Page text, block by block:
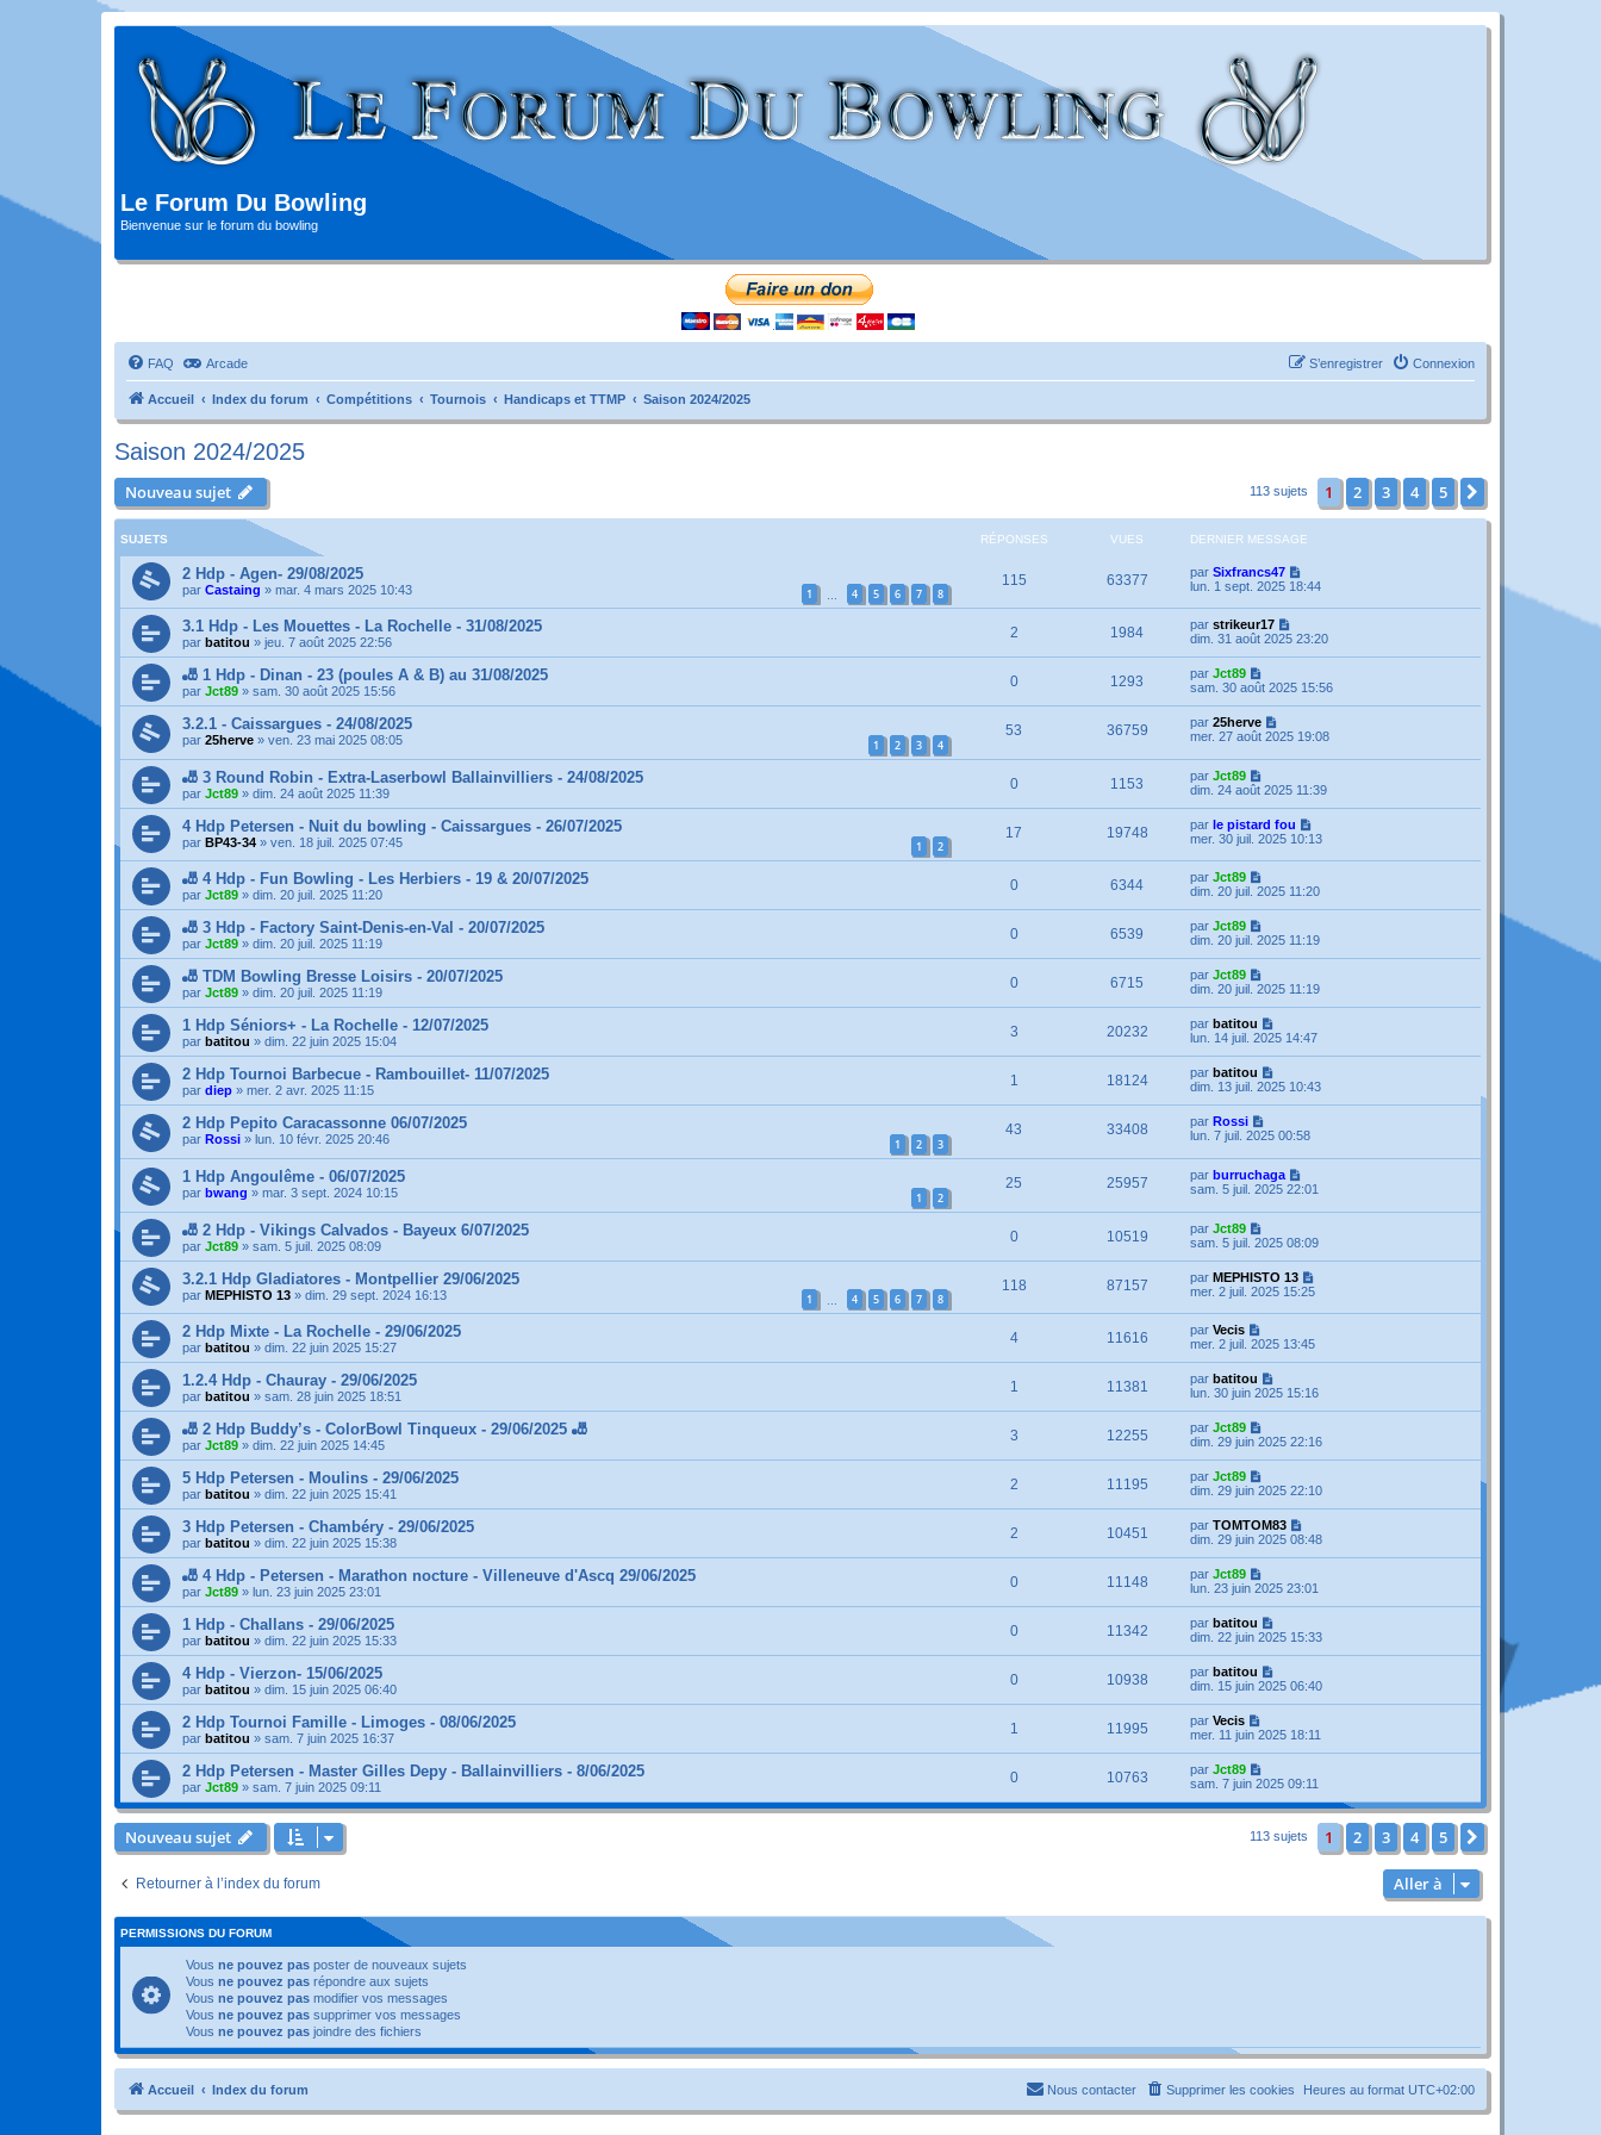
Le Forum Du Bowling
Bienvenue sur le forum du bowling
FAQ Arcade Connexion
S’enregistrer
Accueil Index du forum Compétitions Tournois Handicaps et TTMP Saison 2024/2025
Saison 2024/2025
Nouveau sujet 113 sujets 1 2 3 4 5
SUJETS RÉPONSES VUES DERNIER MESSAGE
2 Hdp - Agen- 29/08/2025
par Castaing » mar. 4 mars 2025 10:43 1 4 5 6 7 8
115 63377 par Sixfrancs47
lun. 1 sept. 2025 18:44
3.1 Hdp - Les Mouettes - La Rochelle - 31/08/2025
par batitou » jeu. 7 août 2025 22:56
2 1984 par strikeur17
dim. 31 août 2025 23:20
🎳 1 Hdp - Dinan - 23 (poules A & B) au 31/08/2025
par Jct89 » sam. 30 août 2025 15:56
0 1293 par Jct89
sam. 30 août 2025 15:56
3.2.1 - Caissargues - 24/08/2025
par 25herve » ven. 23 mai 2025 08:05 1 2 3 4
53 36759 par 25herve
mer. 27 août 2025 19:08
🎳 3 Round Robin - Extra-Laserbowl Ballainvilliers - 24/08/2025
par Jct89 » dim. 24 août 2025 11:39
0 1153 par Jct89
dim. 24 août 2025 11:39
4 Hdp Petersen - Nuit du bowling - Caissargues - 26/07/2025
par BP43-34 » ven. 18 juil. 2025 07:45 1 2
17 19748 par le pistard fou
mer. 30 juil. 2025 10:13
🎳 4 Hdp - Fun Bowling - Les Herbiers - 19 & 20/07/2025
par Jct89 » dim. 20 juil. 2025 11:20
0 6344 par Jct89
dim. 20 juil. 2025 11:20
🎳 3 Hdp - Factory Saint-Denis-en-Val - 20/07/2025
par Jct89 » dim. 20 juil. 2025 11:19
0 6539 par Jct89
dim. 20 juil. 2025 11:19
🎳 TDM Bowling Bresse Loisirs - 20/07/2025
par Jct89 » dim. 20 juil. 2025 11:19
0 6715 par Jct89
dim. 20 juil. 2025 11:19
1 Hdp Séniors+ - La Rochelle - 12/07/2025
par batitou » dim. 22 juin 2025 15:04
3 20232 par batitou
lun. 14 juil. 2025 14:47
2 Hdp Tournoi Barbecue - Rambouillet- 11/07/2025
par diep » mer. 2 avr. 2025 11:15
1 18124 par batitou
dim. 13 juil. 2025 10:43
2 Hdp Pepito Caracassonne 06/07/2025
par Rossi » lun. 10 févr. 2025 20:46 1 2 3
43 33408 par Rossi
lun. 7 juil. 2025 00:58
1 Hdp Angoulême - 06/07/2025
par bwang » mar. 3 sept. 2024 10:15 1 2
25 25957 par burruchaga
sam. 5 juil. 2025 22:01
🎳 2 Hdp - Vikings Calvados - Bayeux 6/07/2025
par Jct89 » sam. 5 juil. 2025 08:09
0 10519 par Jct89
sam. 5 juil. 2025 08:09
3.2.1 Hdp Gladiatores - Montpellier 29/06/2025
par MEPHISTO 13 » dim. 29 sept. 2024 16:13 1 4 5 6 7 8
118 87157 par MEPHISTO 13
mer. 2 juil. 2025 15:25
2 Hdp Mixte - La Rochelle - 29/06/2025
par batitou » dim. 22 juin 2025 15:27
4 11616 par Vecis
mer. 2 juil. 2025 13:45
1.2.4 Hdp - Chauray - 29/06/2025
par batitou » sam. 28 juin 2025 18:51
1 11381 par batitou
lun. 30 juin 2025 15:16
🎳 2 Hdp Buddy’s - ColorBowl Tinqueux - 29/06/2025 🎳
par Jct89 » dim. 22 juin 2025 14:45
3 12255 par Jct89
dim. 29 juin 2025 22:16
5 Hdp Petersen - Moulins - 29/06/2025
par batitou » dim. 22 juin 2025 15:41
2 11195 par Jct89
dim. 29 juin 2025 22:10
3 Hdp Petersen - Chambéry - 29/06/2025
par batitou » dim. 22 juin 2025 15:38
2 10451 par TOMTOM83
dim. 29 juin 2025 08:48
🎳 4 Hdp - Petersen - Marathon nocture - Villeneuve d'Ascq 29/06/2025
par Jct89 » lun. 23 juin 2025 23:01
0 11148 par Jct89
lun. 23 juin 2025 23:01
1 Hdp - Challans - 29/06/2025
par batitou » dim. 22 juin 2025 15:33
0 11342 par batitou
dim. 22 juin 2025 15:33
4 Hdp - Vierzon- 15/06/2025
par batitou » dim. 15 juin 2025 06:40
0 10938 par batitou
dim. 15 juin 2025 06:40
2 Hdp Tournoi Famille - Limoges - 08/06/2025
par batitou » sam. 7 juin 2025 16:37
1 11995 par Vecis
mer. 11 juin 2025 18:11
2 Hdp Petersen - Master Gilles Depy - Ballainvilliers - 8/06/2025
par Jct89 » sam. 7 juin 2025 09:11
0 10763 par Jct89
sam. 7 juin 2025 09:11
Nouveau sujet 113 sujets 1 2 3 4 5
Retourner à l’index du forum Aller à
PERMISSIONS DU FORUM
Vous ne pouvez pas poster de nouveaux sujets
Vous ne pouvez pas répondre aux sujets
Vous ne pouvez pas modifier vos messages
Vous ne pouvez pas supprimer vos messages
Vous ne pouvez pas joindre des fichiers
Accueil Index du forum Heures au format UTC+02:00
Supprimer les cookies
Nous contacter